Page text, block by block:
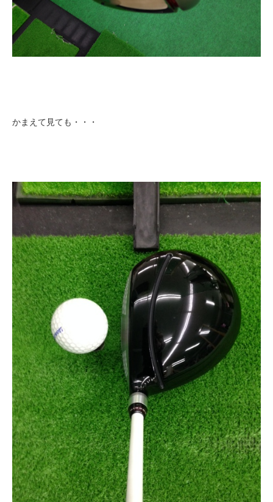
かまえて見ても・・・